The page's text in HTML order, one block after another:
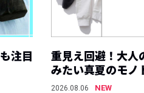
注目
重見え回避！大人
みたい真夏のモノ
2026.08.06
NEW